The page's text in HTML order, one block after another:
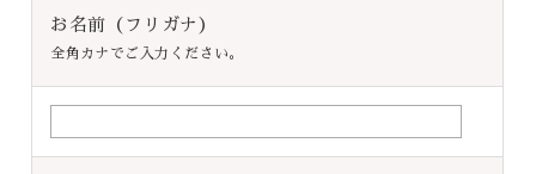
お名前（フリガナ）
全角カナでご入力ください。